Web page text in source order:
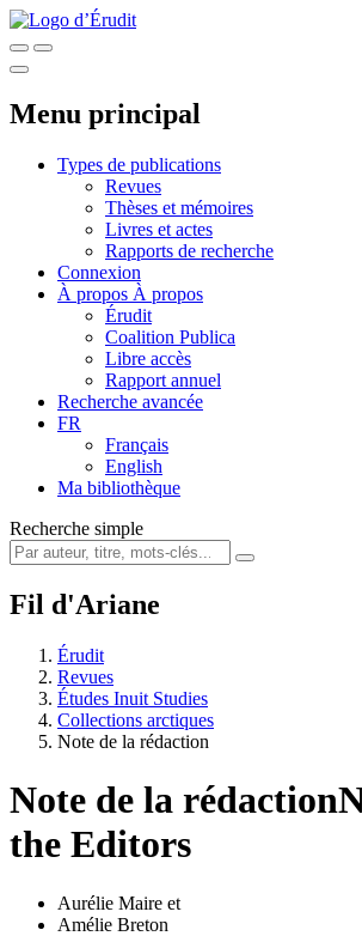
Menu principal
Types de publications
Revues
Thèses et mémoires
Livres et actes
Rapports de recherche
Connexion
À propos À propos
Érudit
Coalition Publica
Libre accès
Rapport annuel
Recherche avancée
FR
Français
English
Ma bibliothèque
Recherche simple
Fil d'Ariane
Érudit
Revues
Études Inuit Studies
Collections arctiques
Note de la rédaction
Note de la rédaction
the Editors
Aurélie Maire et
Amélie Breton